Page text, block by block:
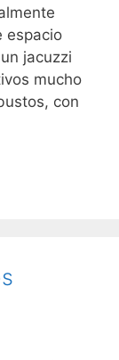
espacio
jacuzzi
mucho
con